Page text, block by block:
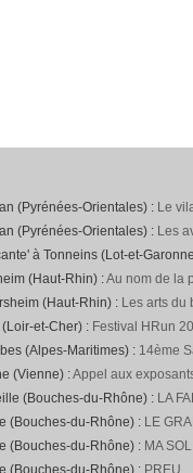
(Pyrénées-Orientales) : Le
(Pyrénées-Orientales) : Les
à Tonneins (Lot-et-
(Haut-Rhin) :Au nom de la
(Haut-Rhin) : Les arts du
et-Cher) : Festival HRun
(Alpes-Maritimes) : 14ème
(Vienne) :Appel aux
(Bouches-du-Rhône) : LA
(Bouches-du-Rhône) : LE
(Bouches-du-Rhône) : MA
(Bouches-du-Rhône) : PREU